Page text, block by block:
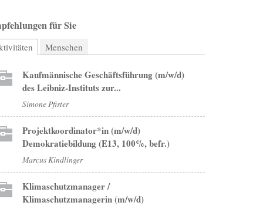
für Sie
(aktiver Reiter)
Menschen
Kaufmännische Geschäftsführung (m/w/d)
des Leibniz-Instituts zur...
Simone Pfister
Projektkoordinator*in (m/w/d)
Demokratiebildung (E13, 100%, befr.)
Marcus Kindlinger
Klimaschutzmanager /
Klimaschutzmanagerin (m/w/d)